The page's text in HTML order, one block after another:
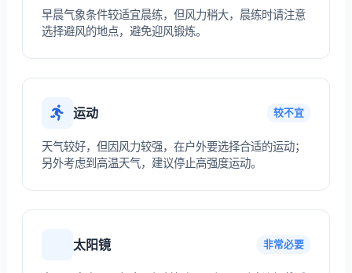
早晨气象条件较适宜晨练，但风力稍大，晨练时请注意
选择避风的地点，避免迎风锻炼。
运动 较不宜
天气较好，但因风力较强，在户外要选择合适的运动；
另外考虑到高温天气，建议停止高强度运动。
太阳镜 非常必要